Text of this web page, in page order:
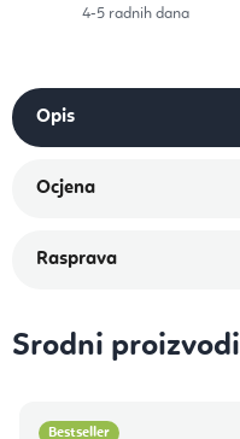
4-5 radnih dana
Srodni proizvodi
Bestseller